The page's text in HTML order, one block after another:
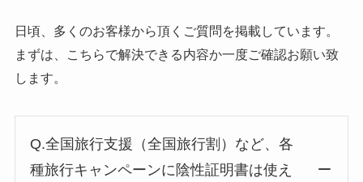
日頃、多くのお客様から頂くご質問を掲載しています。
まずは、こちらで解決できる内容か一度ご確認お願い致
します。
Q.全国旅行支援（全国旅行割）など、各
種旅行キャンペーンに陰性証明書は使え